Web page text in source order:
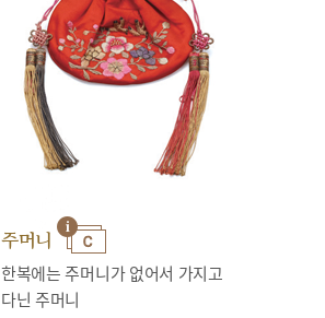
주머니
한복에는 주머니가 없어서 가지고
다닌 주머니